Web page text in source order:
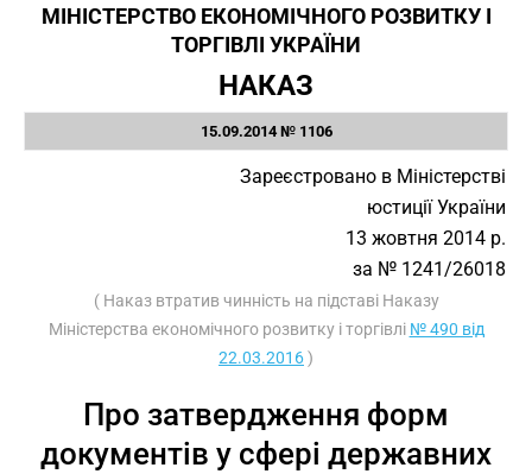
МІНІСТЕРСТВО ЕКОНОМІЧНОГО РОЗВИТКУ І
ТОРГІВЛІ УКРАЇНИ
НАКАЗ
15.09.2014 № 1106
Зареєстровано в Міністерстві
юстиції України
13 жовтня 2014 р.
за № 1241/26018
( Наказ втратив чинність на підставі Наказу
Міністерства економічного розвитку і торгівлі № 490 від
22.03.2016)
Про затвердження форм
документів у сфері державних